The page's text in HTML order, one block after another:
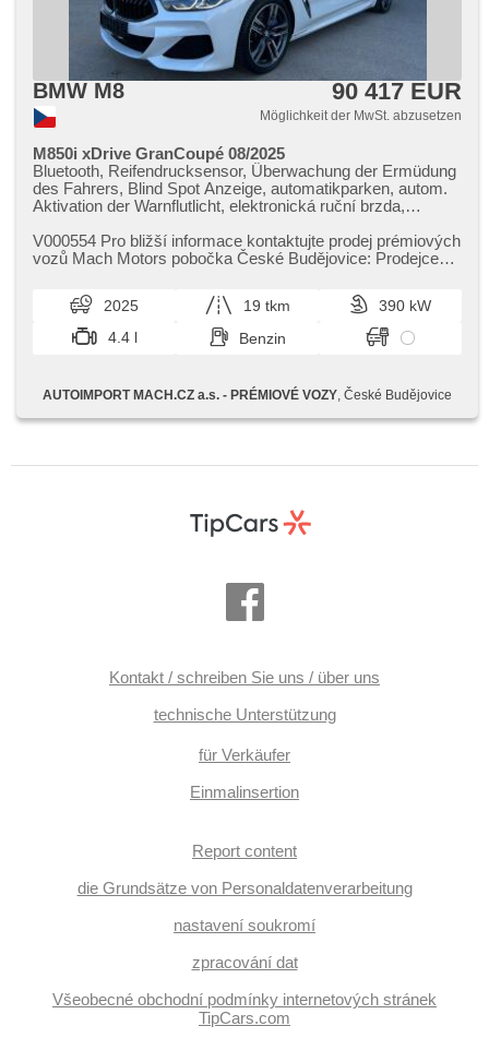
BMW M8 90 417 EUR
Möglichkeit der MwSt. abzusetzen
M850i xDrive GranCoupé 08/2025
Bluetooth, Reifendrucksensor, Überwachung der Ermüdung
des Fahrers, Blind Spot Anzeige, automatikparken, autom.
Aktivation der Warnflutlicht, elektronická ruční brzda,
Start-Stop System, Bordcomputer, digitální příjem rádia
(DAB), USB, Navigation, dotykové ovládání palubního
telefonů, Apple CarPlay, Android Auto,
Multifunktionslenkrad, beheizte Lenkrad, Lenkrad einstellbar,
ambientní osvětlení interiéru, zadní loketní opěrka, paměť
nastavení sedadla řidiče, beheizte Sitze, odvětrávaná
Leuchte, Alufelgen, El. Spiegel, beheizte Spiegel,
Scheibenwischersensor, Lichtsensor, El. Vorderscheiben,
Niveauregulierung, Fahrgestell Steifheitsregelung,
display, hlasové ovládání palubního počítače, Standheizung,
Adaptive Geschwindigkeitsregelung, parkovací senzory
Antriebsschlupfregelung (ASR), EDS, Notbremsung
(PEBS), automatisch im Berg bremsen , 9x airbag, zadní
pohon, Automatikgetriebe, 8 Geschwindigkeitsgänge,
V000554 Pro bližší informace kontaktujte prodej prémiových
vozů Mach Motors pobočka České Budějovice: Prodejce
2025 19 tkm
390 kW
4.4 l
Benzin
AUTOIMPORT MACH.CZ a.s. - PRÉMIOVÉ VOZY , České Budějovice
Kontakt / schreiben Sie uns / über uns
technische Unterstützung
für Verkäufer
Einmalinsertion
Report content
die Grundsätze von Personaldatenverarbeitung
nastavení soukromí
zpracování dat
Všeobecné obchodní podmínky internetových stránek
TipCars.com